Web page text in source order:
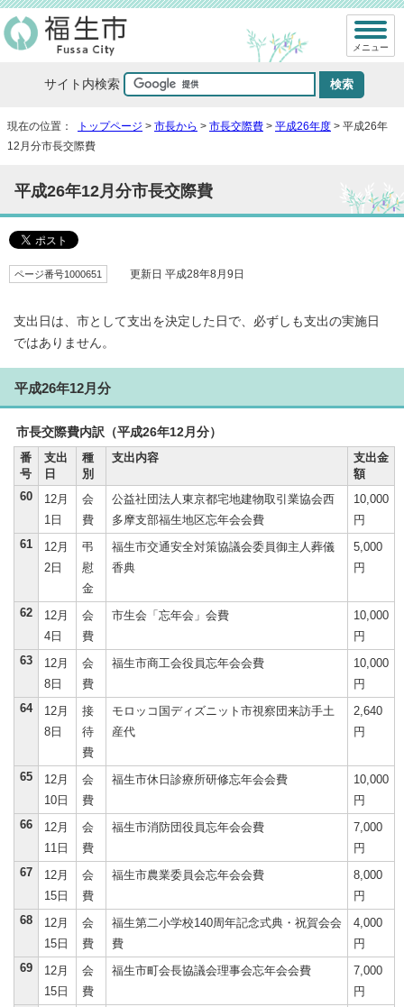
サイト内検索
メニュー
現在の位置： トップページ > 市長から > 市長交際費 > 平成26年度 > 平成26年
12月分市長交際費
平成26年12月分市長交際費
ページ番号1000651 更新日 平成28年8月9日
支出日は、市として支出を決定した日で、必ずしも支出の実施日
ではありません。
平成26年12月分
市長交際費内訳（平成26年12月分）
番
号
支出
日
種
別
支出内容
支出金
額
60
12月
1日
会
費
公益社団法人東京都宅地建物取引業協会西
多摩支部福生地区忘年会会費
10,000
円
61
12月
2日
弔
慰
金
福生市交通安全対策協議会委員御主人葬儀
香典
5,000
円
62
12月
4日
会
費
市生会「忘年会」会費
10,000
円
63
12月
8日
会
費
福生市商工会役員忘年会会費
10,000
円
64
12月
8日
接
待
費
モロッコ国ディズニット市視察団来訪手土
産代
2,640
円
65
12月
10日
会
費
福生市休日診療所研修忘年会会費
10,000
円
66
12月
11日
会
費
福生市消防団役員忘年会会費
7,000
円
67
12月
15日
会
費
福生市農業委員会忘年会会費
8,000
円
68
12月
15日
会
費
福生第二小学校140周年記念式典・祝賀会会
費
4,000
円
69
12月
15日
会
費
福生市町会長協議会理事会忘年会会費
7,000
円